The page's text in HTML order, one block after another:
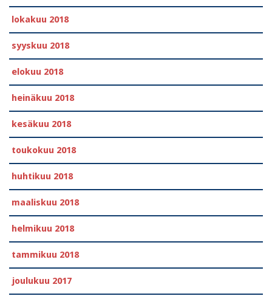
lokakuu 2018
syyskuu 2018
elokuu 2018
heinäkuu 2018
kesäkuu 2018
toukokuu 2018
huhtikuu 2018
maaliskuu 2018
helmikuu 2018
tammikuu 2018
joulukuu 2017